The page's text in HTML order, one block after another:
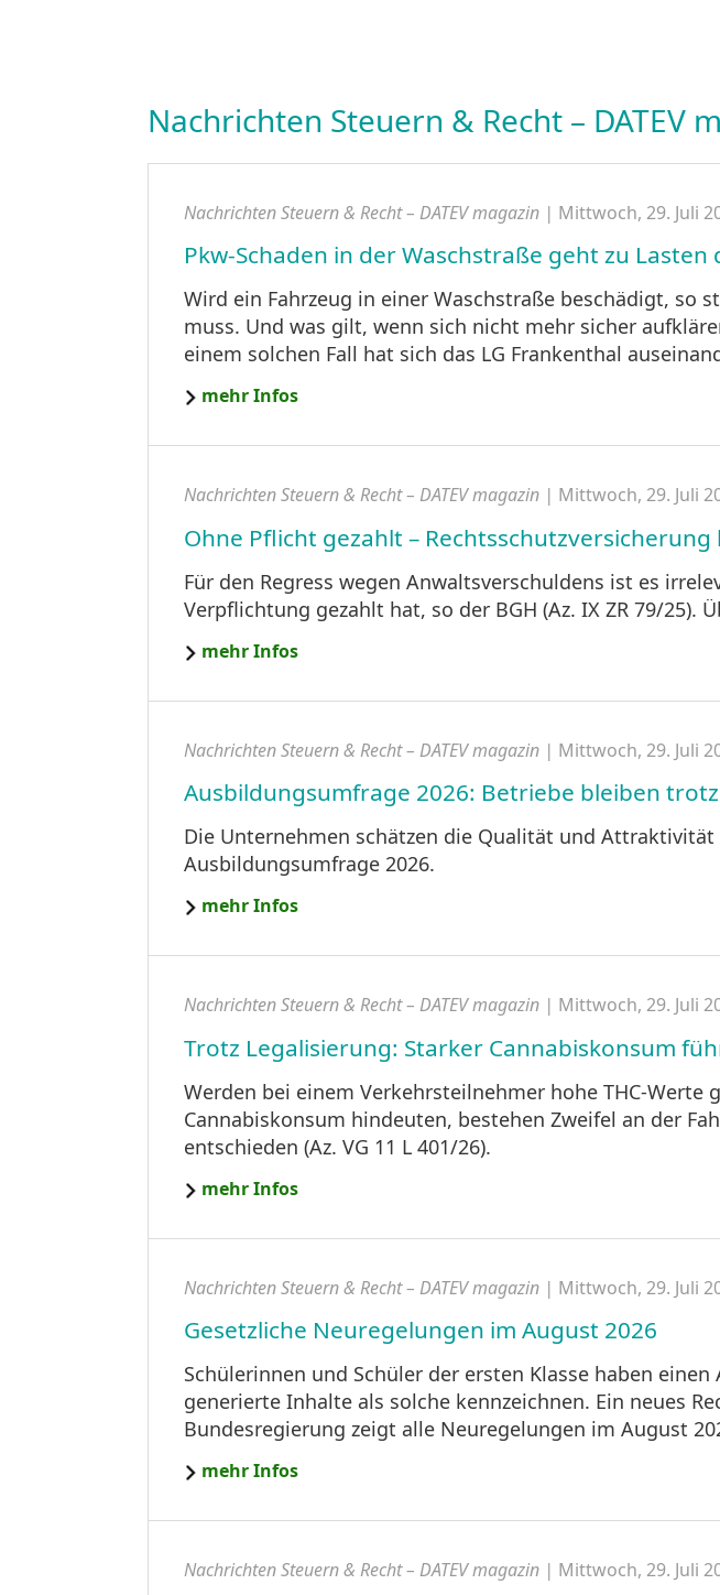
Nachrichten Steuern & Recht – DATEV
Nachrichten Steuern & Recht – DATEV magazin | Mittwoch, 29. Juli
Pkw-Schaden in der Waschstraße geht zu Lasten
Wird ein Fahrzeug in einer Waschstraße beschädigt, so
muss. Und was gilt, wenn sich nicht mehr sicher
einem solchen Fall hat sich das LG Frankenthal
mehr Infos
Nachrichten Steuern & Recht – DATEV magazin | Mittwoch, 29. Juli
Ohne Pflicht gezahlt –
Für den Regress wegen Anwaltsverschuldens ist es
Verpflichtung gezahlt hat, so der BGH (Az. IX ZR 79/25).
mehr Infos
Nachrichten Steuern & Recht – DATEV magazin | Mittwoch, 29. Juli
Ausbildungsumfrage 2026: Betriebe bleiben
Die Unternehmen schätzen die Qualität und
Ausbildungsumfrage 2026.
mehr Infos
Nachrichten Steuern & Recht – DATEV magazin | Mittwoch, 29. Juli
Trotz Legalisierung: Starker Cannabiskonsum
Werden bei einem Verkehrsteilnehmer hohe THC-
Cannabiskonsum hindeuten, bestehen Zweifel an der
entschieden (Az. VG 11 L 401/26).
mehr Infos
Nachrichten Steuern & Recht – DATEV magazin | Mittwoch, 29. Juli
Gesetzliche Neuregelungen im August 2026
Schülerinnen und Schüler der ersten Klasse haben
generierte Inhalte als solche kennzeichnen. Ein neues
Bundesregierung zeigt alle Neuregelungen im August
mehr Infos
Nachrichten Steuern & Recht – DATEV magazin | Mittwoch, 29. Juli